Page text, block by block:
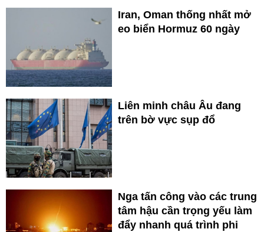
Iran, Oman thống nhất mở
eo biển Hormuz 60 ngày
Liên minh châu Âu đang
trên bờ vực sụp đổ
Nga tấn công vào các trung
tâm hậu cần trọng yếu làm
đẩy nhanh quá trình phi